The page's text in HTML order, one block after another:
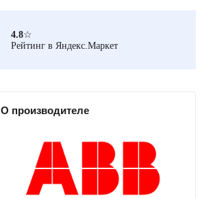
4.8☆
Рейтинг в Яндекс.Маркет
О производителе